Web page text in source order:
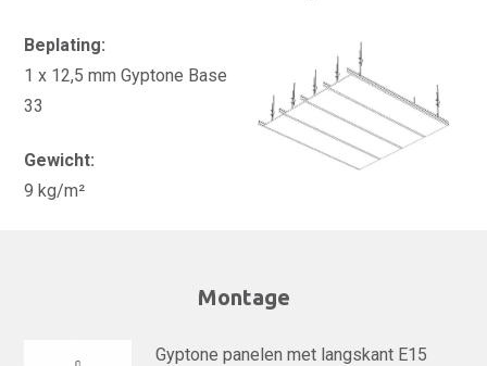
Beplating:
1 x 12,5 mm Gyptone Base
33
Gewicht:
9 kg/m²
Montage
Gyptone panelen met langskant E15